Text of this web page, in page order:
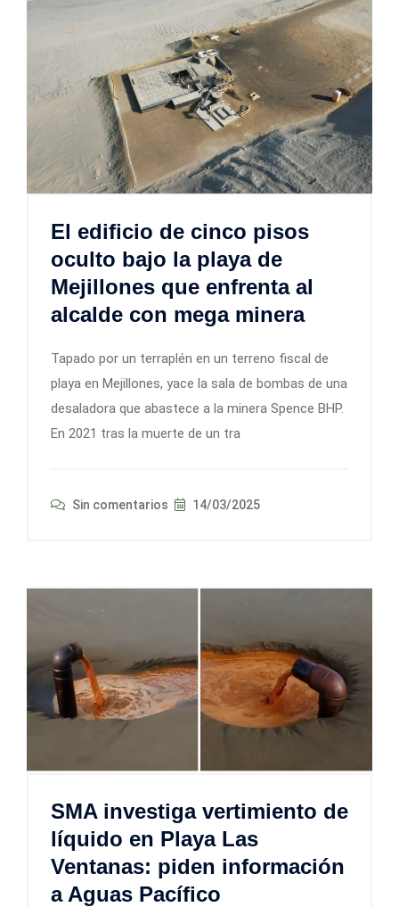
El edificio de cinco pisos
oculto bajo la playa de
Mejillones que enfrenta al
alcalde con mega minera
Tapado por un terraplén en un terreno fiscal de
playa en Mejillones, yace la sala de bombas de una
desaladora que abastece a la minera Spence BHP.
En 2021 tras la muerte de un tra
Sin comentarios 14/03/2025
SMA investiga vertimiento de
líquido en Playa Las
Ventanas: piden información
a Aguas Pacífico